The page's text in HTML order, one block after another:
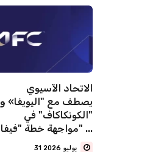
الاتحاد الآسيوي
يصطف مع "اليويفا» و
"الكونكاكاف" في
مواجهة خطة "فيفا" ...